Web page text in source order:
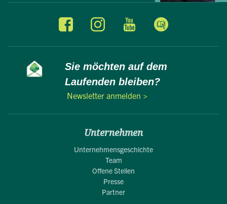
Sie möchten auf dem
Laufenden bleiben?
Newsletter anmelden >
Unternehmen
Unternehmensgeschichte
Team
Offene Stellen
Presse
Partner